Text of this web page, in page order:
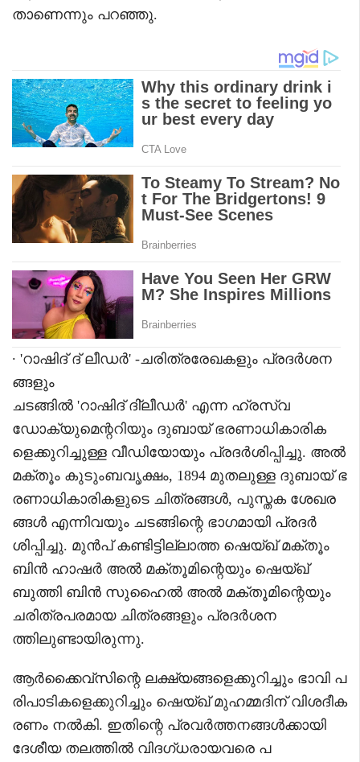
താണെന്നും പറഞ്ഞു.
∙ 'റാഷിദ് ദ് ലീഡർ' -ചരിത്രരേഖകളും പ്രദർശന
ങ്ങളും
ചടങ്ങിൽ 'റാഷിദ് ദി്ലീഡർ' എന്ന ഹ്രസ്വ
ഡോക്യുമെന്ററിയും ദുബായ് ഭരണാധികാരിക
ളെക്കുറിച്ചുള്ള വീഡിയോയും പ്രദർശിപ്പിച്ചു. അൽ
മക്തൂം കുടുംബവൃക്ഷം, 1894 മുതലുള്ള ദുബായ് ഭ
രണാധികാരികളുടെ ചിത്രങ്ങൾ, പുസ്തക ശേഖര
ങ്ങൾ എന്നിവയും ചടങ്ങിന്റെ ഭാഗമായി പ്രദർ
ശിപ്പിച്ചു. മുൻപ് കണ്ടിട്ടില്ലാത്ത ഷെയ്ഖ് മക്തൂം
ബിൻ ഹാഷർ അൽ മക്തൂമിന്റെയും ഷെയ്ഖ്
ബുത്തി ബിൻ സുഹൈൽ അൽ മക്തൂമിന്റെയും
ചരിത്രപരമായ ചിത്രങ്ങളും പ്രദർശന
ത്തിലുണ്ടായിരുന്നു.
ആർക്കൈവ്‌സിന്റെ ലക്ഷ്യങ്ങളെക്കുറിച്ചും ഭാവി പ
രിപാടികളെക്കുറിച്ചും ഷെയ്ഖ് മുഹമ്മദിന് വിശദീക
രണം നൽകി. ഇതിന്റെ പ്രവർത്തനങ്ങൾക്കായി
ദേശീയ തലത്തിൽ വിദഗ്ധരായവരെ പ